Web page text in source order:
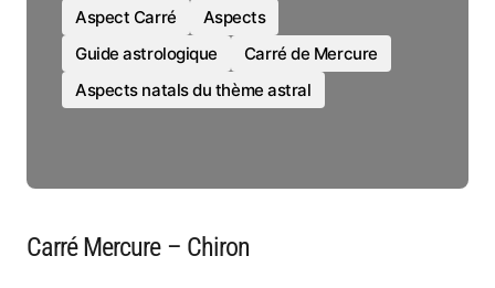
Aspect Carré
Aspects
Guide astrologique
Carré de Mercure
Aspects natals du thème astral
Carré Mercure – Chiron